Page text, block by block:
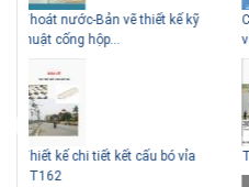
Những ngôi nhà một tầng ít
tiền vẫn đẹp
Cấp nước-Bản vẽ chi tiết cấu tạo hố
van đồng...
Thoát nước-Bản vẽ thiết kế kỹ
thuật cống tròn...